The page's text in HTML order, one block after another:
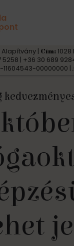
| Cím:
5258 | +36 30 689
11604543-00000000 |